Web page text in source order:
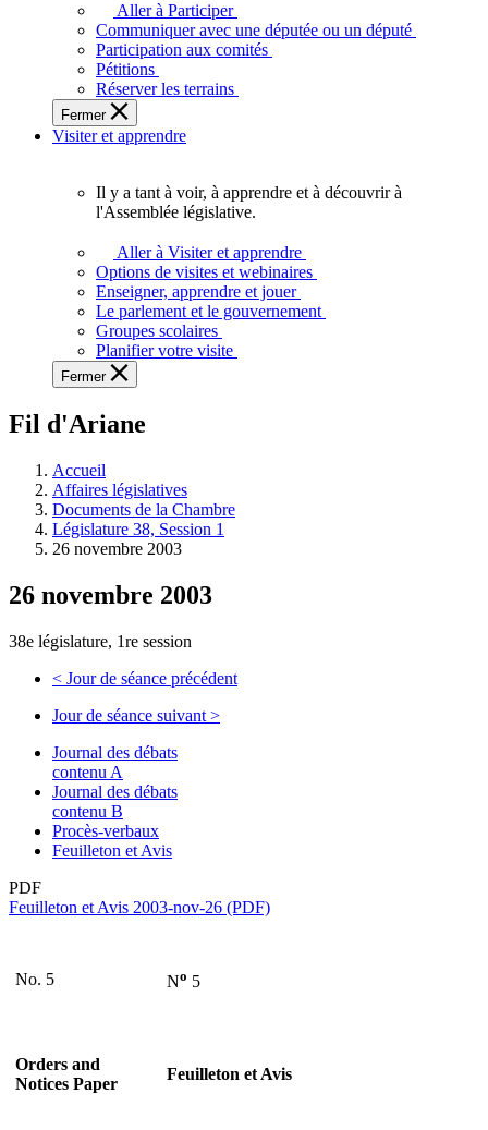
plein
potentiel,
l'Assemblée
a
besoin
de
Aller à Participer
Communiquer avec une députée ou un député
Participation aux comités
Pétitions
Réserver les terrains
Fermer
Visiter et apprendre
voir,
apprendre
et
à
à
législative.
Il y a tant à voir, à apprendre et à découvrir à
l'Assemblée législative.
Aller à Visiter et apprendre
Options de visites et webinaires
Enseigner, apprendre et jouer
Le parlement et le gouvernement
Groupes scolaires
Planifier votre visite
Fermer
Fil d'Ariane
Accueil
Affaires législatives
Documents de la Chambre
Législature 38, Session 1
26 novembre 2003
26 novembre 2003
38e législature, 1re session
< Jour de séance précédent
Jour de séance suivant >
Journal des débats
contenu A
Journal des débats
contenu B
Procès-verbaux
Feuilleton et Avis
PDF
Feuilleton et Avis 2003-nov-26 (PDF)
No. 5 No 5
Orders and
Notices Paper
Feuilleton et Avis